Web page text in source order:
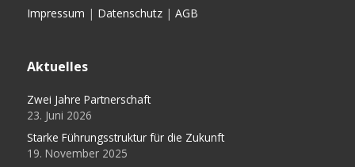
Impressum | Datenschutz| AGB
Aktuelles
Zwei Jahre Partnerschaft
23. Juni 2026
Starke Führungsstruktur für die Zukunft
19. November 2025